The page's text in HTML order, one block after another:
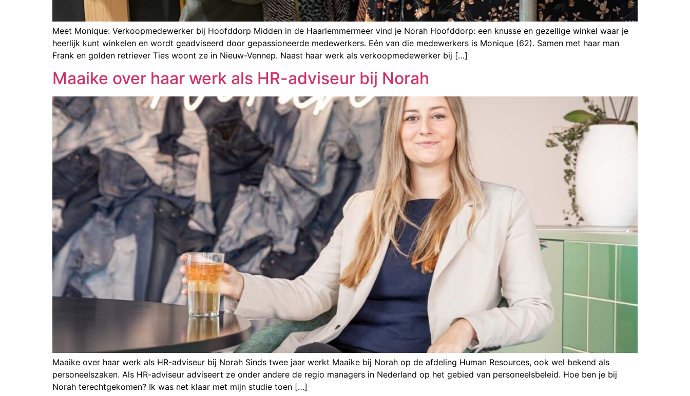
Meet Monique: Verkoopmedewerker bij Hoofddorp Midden in de Haarlemmermeer vind je Norah Hoofddorp: een knusse en gezellige winkel waar je
heerlijk kunt winkelen en wordt geadviseerd door gepassioneerde medewerkers. Eén van die medewerkers is Monique (62). Samen met haar man
Frank en golden retriever Ties woont ze in Nieuw-Vennep. Naast haar werk als verkoopmedewerker bij […]
Maaike over haar werk als HR-adviseur bij Norah
Maaike over haar werk als HR-adviseur bij Norah Sinds twee jaar werkt Maaike bij Norah op de afdeling Human Resources, ook wel bekend als
personeelszaken. Als HR-adviseur adviseert ze onder andere de regio managers in Nederland op het gebied van personeelsbeleid. Hoe ben je bij
Norah terechtgekomen? Ik was net klaar met mijn studie toen […]